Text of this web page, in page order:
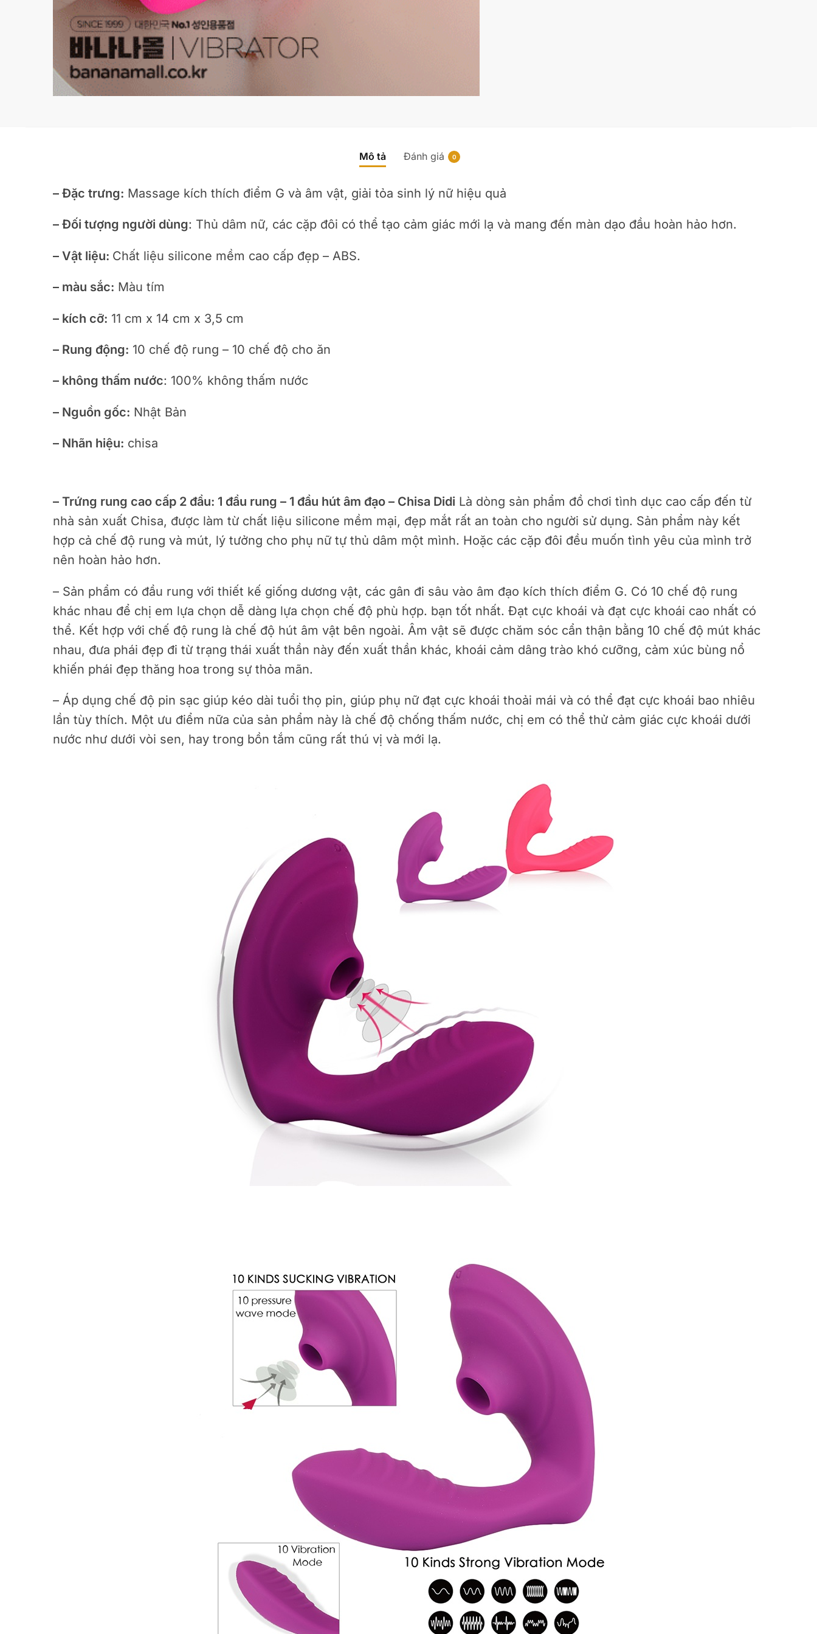
Mô tả Đánh giá 0
– Đặc trưng: Massage kích thích điểm G và âm vật, giải tỏa sinh lý nữ hiệu quả
– Đối tượng người dùng: Thủ dâm nữ, các cặp đôi có thể tạo cảm giác mới lạ và mang đến màn dạo đầu hoàn hảo hơn.
– Vật liệu: Chất liệu silicone mềm cao cấp đẹp – ABS.
– màu sắc: Màu tím
– kích cỡ: 11 cm x 14 cm x 3,5 cm
– Rung động: 10 chế độ rung – 10 chế độ cho ăn
– không thấm nước: 100% không thấm nước
– Nguồn gốc: Nhật Bản
– Nhãn hiệu: chisa
– Trứng rung cao cấp 2 đầu: 1 đầu rung – 1 đầu hút âm đạo – Chisa Didi Là dòng sản phẩm đồ chơi tình dục cao cấp đến từ
nhà sản xuất Chisa, được làm từ chất liệu silicone mềm mại, đẹp mắt rất an toàn cho người sử dụng. Sản phẩm này kết
hợp cả chế độ rung và mút, lý tưởng cho phụ nữ tự thủ dâm một mình. Hoặc các cặp đôi đều muốn tình yêu của mình trở
nên hoàn hảo hơn.
– Sản phẩm có đầu rung với thiết kế giống dương vật, các gân đi sâu vào âm đạo kích thích điểm G. Có 10 chế độ rung
khác nhau để chị em lựa chọn dễ dàng lựa chọn chế độ phù hợp. bạn tốt nhất. Đạt cực khoái và đạt cực khoái cao nhất có
thể. Kết hợp với chế độ rung là chế độ hút âm vật bên ngoài. Âm vật sẽ được chăm sóc cẩn thận bằng 10 chế độ mút khác
nhau, đưa phái đẹp đi từ trạng thái xuất thần này đến xuất thần khác, khoái cảm dâng trào khó cưỡng, cảm xúc bùng nổ
khiến phái đẹp thăng hoa trong sự thỏa mãn.
– Áp dụng chế độ pin sạc giúp kéo dài tuổi thọ pin, giúp phụ nữ đạt cực khoái thoải mái và có thể đạt cực khoái bao nhiêu
lần tùy thích. Một ưu điểm nữa của sản phẩm này là chế độ chống thấm nước, chị em có thể thử cảm giác cực khoái dưới
nước như dưới vòi sen, hay trong bồn tắm cũng rất thú vị và mới lạ.